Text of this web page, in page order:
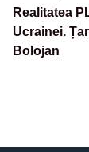
Realitatea
Ucrainei.
Bolojan